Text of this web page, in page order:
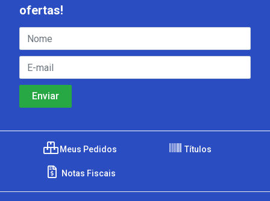
ofertas!
Meus Pedidos Títulos
Notas Fiscais